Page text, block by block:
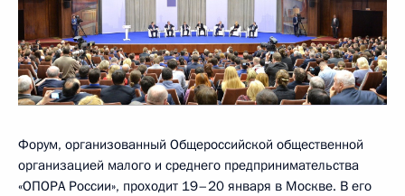
Форум, организованный Общероссийской общественной
организацией малого и среднего предпринимательства
«ОПОРА России», проходит 19–20 января в Москве. В его